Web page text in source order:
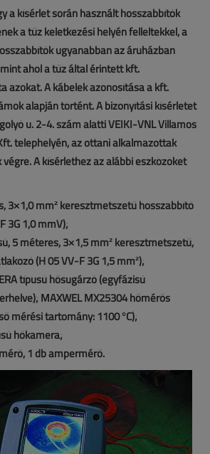
a kísérlet során használt hosszabbítók
a tűz keletkezési helyén felleltekkel, a
ugyanabban az áruházban
ahol a tűz által érintett kft.
azokat. A kábelek azonosítása a kft.
alapján történt. A bizonyítási kísérletet
u. 2-4. szám alatti VEIKI-VNL Villamos
telephelyén, az ottani alkalmazottak
A kísérlethez az alábbi eszközöket
3×1,0 mm² keresztmetszetű hosszabbító
3G 1,0 mmV);
5 méteres, 3×1,5 mm² keresztmetszetű,
(H 05 VV-F 3G 1,5 mm²);
típusú hősugárzó (egyfázisú
MAXWEL MX25304 hőmérős
mérési tartomány: 1100 °C);
hőkamera;
1 db ampermérő.